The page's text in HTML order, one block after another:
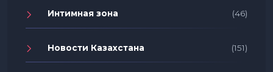
Интимная зона (46)
Новости Казахстана (151)